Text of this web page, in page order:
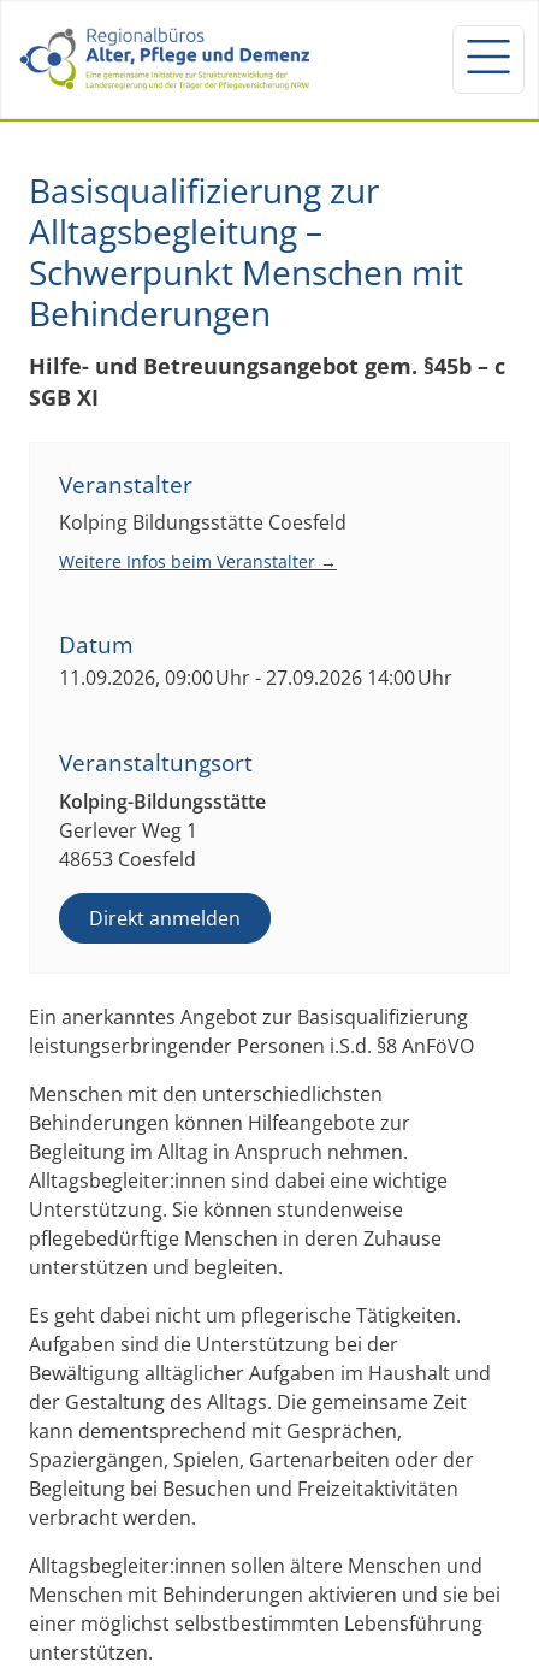
Basisqualifizierung zur
Alltagsbegleitung –
Schwerpunkt Menschen mit
Behinderungen
Hilfe- und Betreuungsangebot gem. §45b – c
SGB XI
Veranstalter
Kolping Bildungsstätte Coesfeld
Weitere Infos beim Veranstalter →
Datum
11.09.2026, 09:00 Uhr - 27.09.2026 14:00 Uhr
Veranstaltungsort
Kolping-Bildungsstätte
Gerlever Weg 1
48653 Coesfeld
Direkt anmelden
Ein anerkanntes Angebot zur Basisqualifizierung
leistungserbringender Personen i.S.d. §8 AnFöVO
Menschen mit den unterschiedlichsten
Behinderungen können Hilfeangebote zur
Begleitung im Alltag in Anspruch nehmen.
Alltagsbegleiter:innen sind dabei eine wichtige
Unterstützung. Sie können stundenweise
pflegebedürftige Menschen in deren Zuhause
unterstützen und begleiten.
Es geht dabei nicht um pflegerische Tätigkeiten.
Aufgaben sind die Unterstützung bei der
Bewältigung alltäglicher Aufgaben im Haushalt und
der Gestaltung des Alltags. Die gemeinsame Zeit
kann dementsprechend mit Gesprächen,
Spaziergängen, Spielen, Gartenarbeiten oder der
Begleitung bei Besuchen und Freizeitaktivitäten
verbracht werden.
Alltagsbegleiter:innen sollen ältere Menschen und
Menschen mit Behinderungen aktivieren und sie bei
einer möglichst selbstbestimmten Lebensführung
unterstützen.